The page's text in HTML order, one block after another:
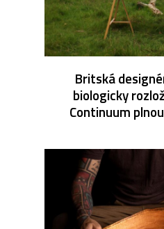
Britská
biologicky
Continuum